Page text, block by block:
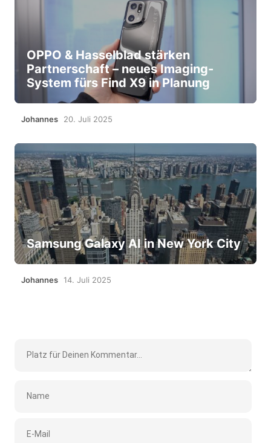
OPPO & Hasselblad stärken
Partnerschaft – neues Imaging-
System fürs Find X9 in Planung
Johannes 20. Juli 2025
Samsung Galaxy AI in New York City
Johannes 14. Juli 2025